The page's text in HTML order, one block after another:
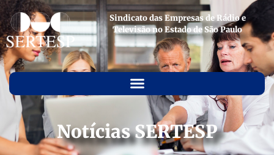
Sindicato das Empresas de Rádio e
Televisão no Estado de São Paulo
Notícias SERTESP